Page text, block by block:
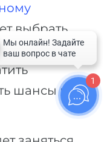
выбрать
вуз,
шансы на
1